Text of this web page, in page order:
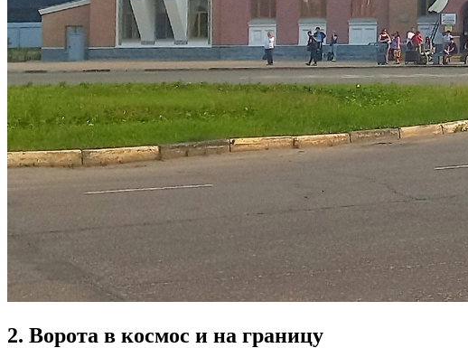
2. Ворота в космос и на границу